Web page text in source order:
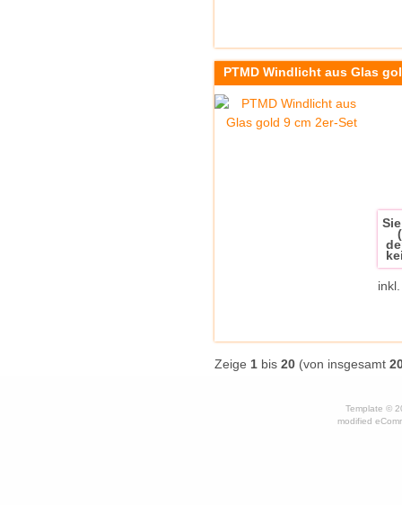
PTMD Windlicht aus Glas
Zeige 1 bis 20 (von insgesamt
Template ©
modified